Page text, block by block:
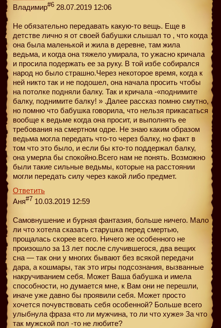
Владимир#6 28.07.2019 12:06
Не обязательно передавать какую-то вещь. Еще в
детстве лично я от своей бабушки слышал то , что когда
она была маленькой и жила в деревне, там жила
ведьма, и когда она тяжело умирала, то ужасно кричала
и просила подержать ее за руку. В той избе собирался
народ но было страшно.Через некоторое время, когда к
ней никто так и не подошел, она начала просить чтобы
на потолке подняли балку. Так и кричала -«поднимите
балку, поднимите балку! » .Далее рассказ помню смутно,
но помню что бабушка говорила, что нельзя прикасаться
вообще к ведьме когда она просит, и выполнять ее
требования на смертном одре. Не знаю каким образом
ведьма могла передать что-то через балку, но факт в
том что это было, и если бы кто-то поддержал балку,
она умерла бы спокойно.Всего нам не понять. Возможно
были такие сильные ведьмы, которые на расстоянии
могли передать силу через какой либо предмет.
Ответить
Аня#7 10.03.2019 12:59
Самовнушение и бурная фантазия, больше ничего. Мало
ли что хотела сказать старушка перед смертью,
прощалась скорее всего. Ничего же особенного не
произошло за 13 лет после случившегося, два вещих
сна — так они у многих бывают без всякой передачи
дара, а кошмары, так это игры подсознания, вызванные
накручиванием себя. Может Ваша бабушка и имела
способности, но думается мне, к Вам они не перешли,
иначе уже давно бы проявили себя. Может просто
хочется почувствовать себя особенной? Больше всего
улыбнула фраза «то ли мужчина, то ли что хуже» За что
так мужской пол -то не любите?